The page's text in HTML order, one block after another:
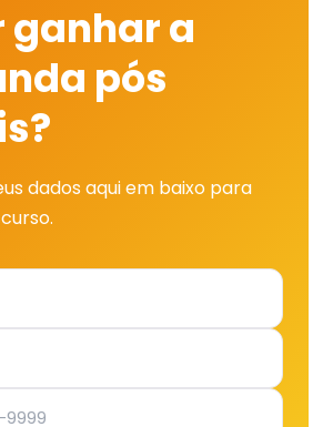
ganhar a
pós
dados aqui em baixo para